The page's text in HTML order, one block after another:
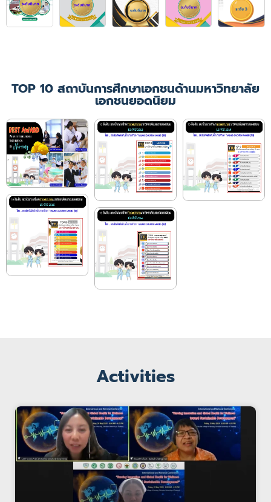
TOP 10 สถาบันการศึกษาเอกชนด้านมหาวิทยาลัย
เอกชนยอดนิยม
Activities